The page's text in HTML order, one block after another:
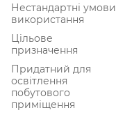
Нестандартні умови
використання
Цільове
призначення
Придатний для
освітлення
побутового
приміщення